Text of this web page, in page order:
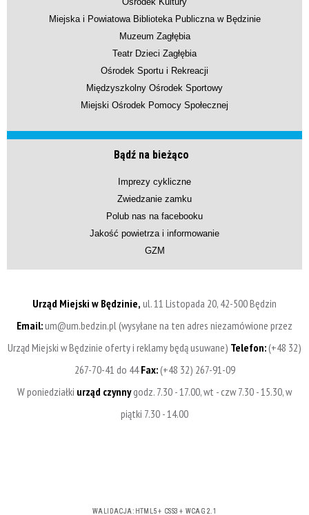
Miejska i Powiatowa Biblioteka Publiczna w Będzinie
Muzeum Zagłębia
Teatr Dzieci Zagłębia
Ośrodek Sportu i Rekreacji
Międzyszkolny Ośrodek Sportowy
Miejski Ośrodek Pomocy Społecznej
Bądź na bieżąco
Imprezy cykliczne
Zwiedzanie zamku
Polub nas na facebooku
Jakość powietrza i informowanie
GZM
Urząd Miejski w Będzinie, ul. 11 Listopada 20, 42-500 Będzin
Email:um@um.bedzin.pl (wysyłane na ten adres niezamówione przez
Urząd Miejski w Będzinie oferty i reklamy będą usuwane) Telefon:(+48 32)
267-70-41 do 44Fax:(+48 32) 267-91-09
W poniedziałki urząd czynnygodz. 7.30 - 17.00, wt - czw 7.30 - 15.30, w
piątki 7.30 - 14.00
WALIDACJA: HTML5+ CSS3 + WCAG 2.1